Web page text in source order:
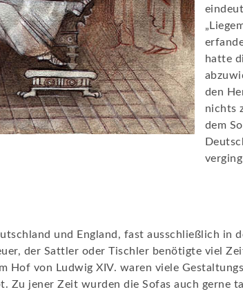
hatte
den
nichts
dem
und England, fast ausschließlich in
der Sattler oder Tischler benötigte viel
Hof von Ludwig XIV. waren viele
Zu jener Zeit wurden die Sofas auch gerne